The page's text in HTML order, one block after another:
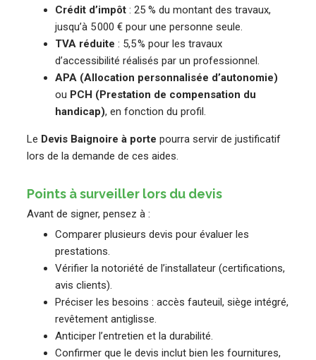
Crédit d’impôt : 25 % du montant des travaux,
jusqu’à 5 000 € pour une personne seule.
TVA réduite : 5,5 % pour les travaux
d’accessibilité réalisés par un professionnel.
APA (Allocation personnalisée d’autonomie)
ou PCH (Prestation de compensation du
handicap), en fonction du profil.
Le Devis Baignoire à porte pourra servir de justificatif
lors de la demande de ces aides.
Points à surveiller lors du devis
Avant de signer, pensez à :
Comparer plusieurs devis pour évaluer les
prestations.
Vérifier la notoriété de l’installateur (certifications,
avis clients).
Préciser les besoins : accès fauteuil, siège intégré,
revêtement antiglisse.
Anticiper l’entretien et la durabilité.
Confirmer que le devis inclut bien les fournitures,